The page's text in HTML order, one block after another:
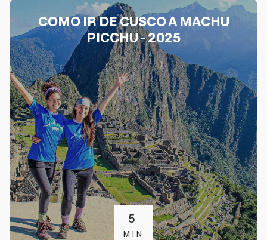
COMO IR DE CUSCO A MACHU
PICCHU - 2025
5
MIN